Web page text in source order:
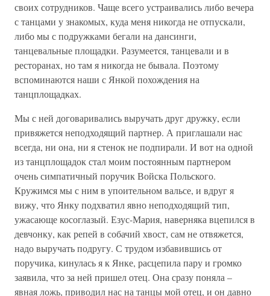
своих сотрудников. Чаще всего устраивались либо вечера
с танцами у знакомых, куда меня никогда не отпускали,
либо мы с подружками бегали на дансинги,
танцевальные площадки. Разумеется, танцевали и в
ресторанах, но там я никогда не бывала. Поэтому
вспоминаются наши с Янкой похождения на
танцплощадках.
Мы с ней договаривались выручать друг дружку, если
привяжется неподходящий партнер. А приглашали нас
всегда, ни она, ни я стенок не подпирали. И вот на одной
из танцплощадок стал моим постоянным партнером
очень симпатичный поручик Войска Польского.
Кружимся мы с ним в упоительном вальсе, и вдруг я
вижу, что Янку подхватил явно неподходящий тип,
ужасающе косоглазый. Езус-Мария, наверняка вцепился в
девчонку, как репей в собачий хвост, сам не отвяжется,
надо выручать подругу. С трудом избавившись от
поручика, кинулась я к Янке, расцепила пару и громко
заявила, что за ней пришел отец. Она сразу поняла –
явная ложь, приводил нас на танцы мой отец, и он давно